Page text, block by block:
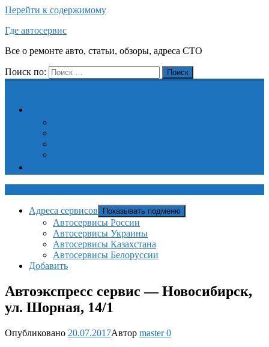
Перейти к содержимому
Где автосервис
Все о ремонте авто, статьи, обзоры, адреса СТО
Поиск по: Поиск
Адреса сервисов Показывать подменю
Автосервисы России
Автосервисы Украины
Автосервисы Казахстана
Автосервисы Белоруссии
Добавить
Автоэкспресс сервис — Новосибирск,
ул. Шорная, 14/1
Опубликовано 20.07.2017Автор master0